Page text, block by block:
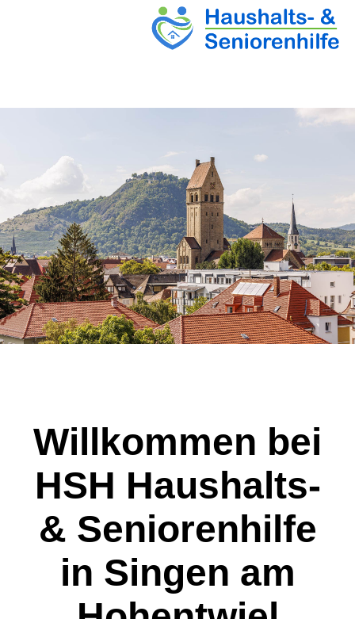
Willkommen bei
HSH Haushalts-
& Seniorenhilfe
in Singen am